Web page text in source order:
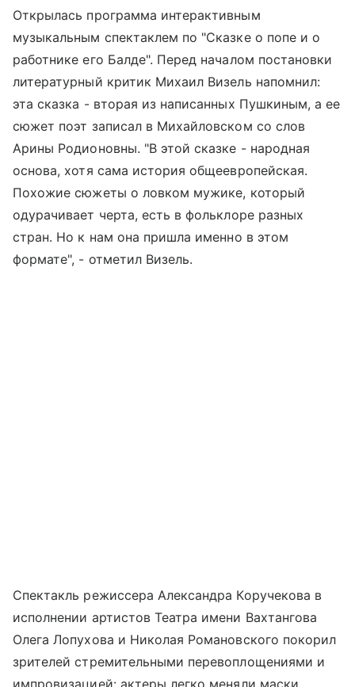
Открылась программа интерактивным
музыкальным спектаклем по "Сказке о попе и о
работнике его Балде". Перед началом постановки
литературный критик Михаил Визель напомнил:
эта сказка - вторая из написанных Пушкиным, а ее
сюжет поэт записал в Михайловском со слов
Арины Родионовны. "В этой сказке - народная
основа, хотя сама история общеевропейская.
Похожие сюжеты о ловком мужике, который
одурачивает черта, есть в фольклоре разных
стран. Но к нам она пришла именно в этом
формате", - отметил Визель.
Спектакль режиссера Александра Коручекова в
исполнении артистов Театра имени Вахтангова
Олега Лопухова и Николая Романовского покорил
зрителей стремительными перевоплощениями и